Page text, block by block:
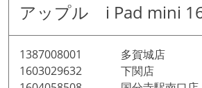
アップル i Pad mini
1387008001 多賀城店
1603029632 下関店